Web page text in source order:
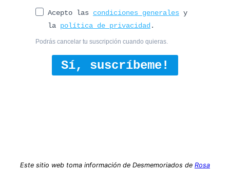
Acepto las condiciones generales y
la política de privacidad.
Podrás cancelar tu suscripción cuando quieras.
Sí, suscríbeme!
Este sitio web toma información de Desmemoriados de Rosa